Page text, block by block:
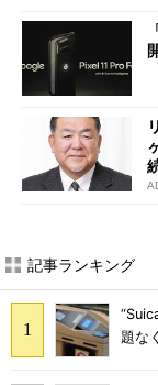
記事ランキング
題な